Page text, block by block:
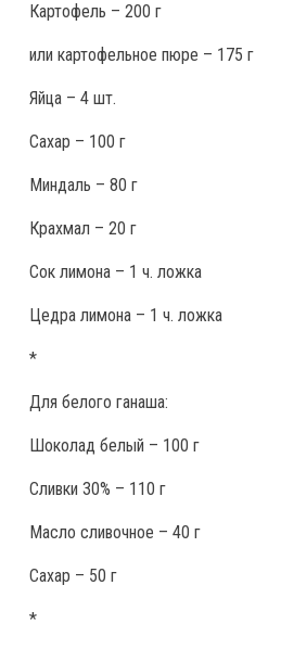
Картофель – 200 г
или картофельное пюре – 175 г
Яйца – 4 шт.
Сахар – 100 г
Миндаль – 80 г
Крахмал – 20 г
Сок лимона – 1 ч. ложка
Цедра лимона – 1 ч. ложка
*
Для белого ганаша:
Шоколад белый – 100 г
Сливки 30% – 110 г
Масло сливочное – 40 г
Сахар – 50 г
*